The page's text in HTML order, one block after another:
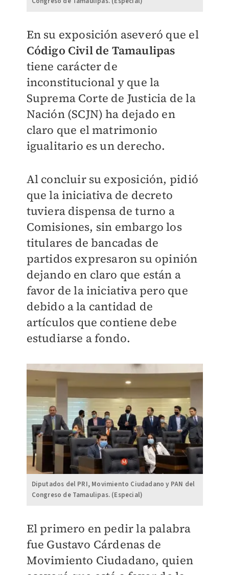
En su exposición aseveró que el
Código Civil de Tamaulipas
tiene carácter de
inconstitucional y que la
Suprema Corte de Justicia de la
Nación (SCJN) ha dejado en
claro que el matrimonio
igualitario es un derecho.
Al concluir su exposición, pidió
que la iniciativa de decreto
tuviera dispensa de turno a
Comisiones, sin embargo los
titulares de bancadas de
partidos expresaron su opinión
dejando en claro que están a
favor de la iniciativa pero que
debido a la cantidad de
artículos que contiene debe
estudiarse a fondo.
Diputados del PRI, Movimiento Ciudadano y PAN del
Congreso de Tamaulipas. (Especial)
El primero en pedir la palabra
fue Gustavo Cárdenas de
Movimiento Ciudadano, quien